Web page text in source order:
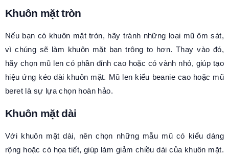
Khuôn mặt tròn
Nếu bạn có khuôn mặt tròn, hãy tránh những loại mũ ôm sát,
vì chúng sẽ làm khuôn mặt bạn trông to hơn. Thay vào đó,
hãy chọn mũ len có phần đỉnh cao hoặc có vành nhỏ, giúp tạo
hiệu ứng kéo dài khuôn mặt. Mũ len kiểu beanie cao hoặc mũ
beret là sự lựa chọn hoàn hảo.
Khuôn mặt dài
Với khuôn mặt dài, nên chọn những mẫu mũ có kiểu dáng
rộng hoặc có họa tiết, giúp làm giảm chiều dài của khuôn mặt.